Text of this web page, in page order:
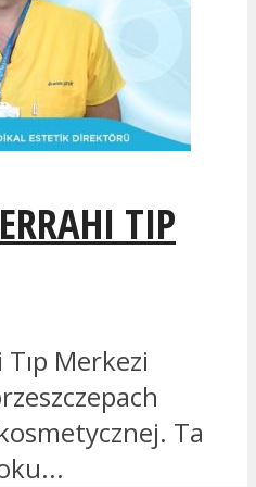
TIP
Merkezi
Ta